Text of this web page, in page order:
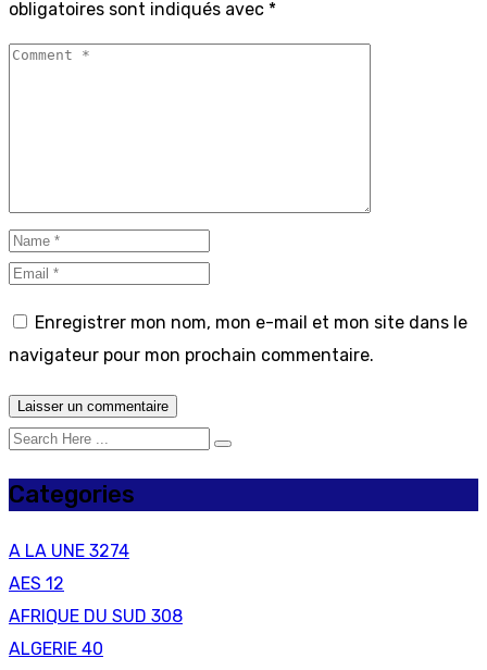
obligatoires sont indiqués avec *
Enregistrer mon nom, mon e-mail et mon site dans le
navigateur pour mon prochain commentaire.
Categories
A LA UNE 3274
AES 12
AFRIQUE DU SUD 308
ALGERIE 40